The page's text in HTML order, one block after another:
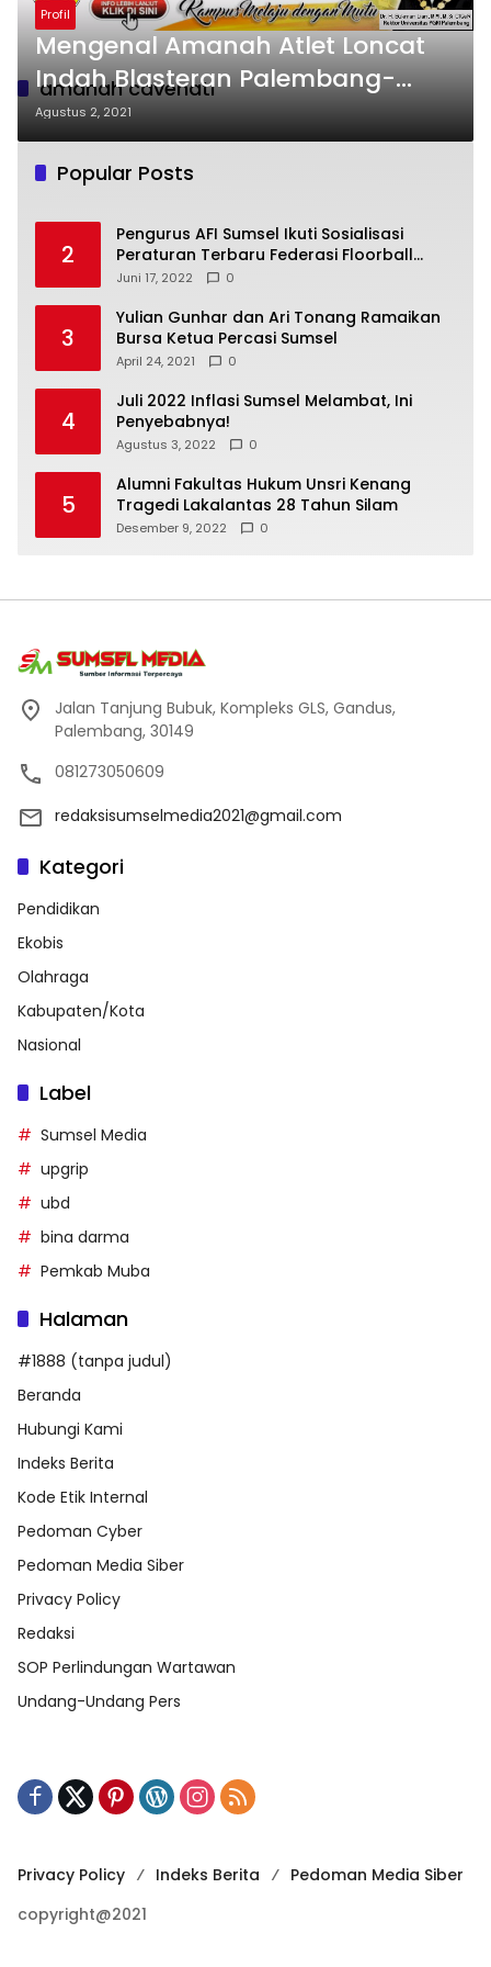
amanah cavenati
Profil
Mengenal Amanah Atlet Loncat
Indah Blasteran Palembang-
Italia, Akui Senang Banyak Fans
Agustus 2, 2021
Popular Posts
2
Pengurus AFI Sumsel Ikuti Sosialisasi
Peraturan Terbaru Federasi Floorball
Internasional
Juni 17, 2022 0
3
Yulian Gunhar dan Ari Tonang Ramaikan
Bursa Ketua Percasi Sumsel
April 24, 2021 0
4
Juli 2022 Inflasi Sumsel Melambat, Ini
Penyebabnya!
Agustus 3, 2022 0
5
Alumni Fakultas Hukum Unsri Kenang
Tragedi Lakalantas 28 Tahun Silam
Desember 9, 2022 0
Jalan Tanjung Bubuk, Kompleks GLS, Gandus,
Palembang, 30149
081273050609
redaksisumselmedia2021@gmail.com
Kategori
Pendidikan
Ekobis
Olahraga
Kabupaten/Kota
Nasional
Label
Sumsel Media
upgrip
ubd
bina darma
Pemkab Muba
Halaman
#1888 (tanpa judul)
Beranda
Hubungi Kami
Indeks Berita
Kode Etik Internal
Pedoman Cyber
Pedoman Media Siber
Privacy Policy
Redaksi
SOP Perlindungan Wartawan
Undang-Undang Pers
Privacy Policy Indeks Berita
Pedoman Media Siber
copyright@2021